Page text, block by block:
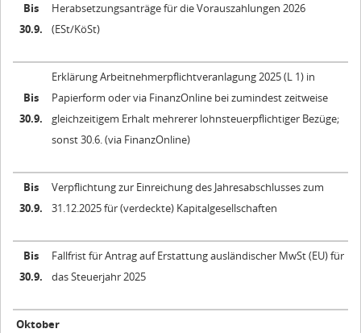
Bis
30.9.
Herabsetzungsanträge für die Vorauszahlungen 2026
(ESt/KöSt)
Bis
30.9.
Erklärung Arbeitnehmerpflichtveranlagung 2025 (L 1) in
Papierform oder via FinanzOnline bei zumindest zeitweise
gleichzeitigem Erhalt mehrerer lohnsteuerpflichtiger Bezüge;
sonst 30.6. (via FinanzOnline)
Bis
30.9.
Verpflichtung zur Einreichung des Jahresabschlusses zum
31.12.2025 für (verdeckte) Kapitalgesellschaften
Bis
30.9.
Fallfrist für Antrag auf Erstattung ausländischer MwSt (EU) für
das Steuerjahr 2025
Oktober